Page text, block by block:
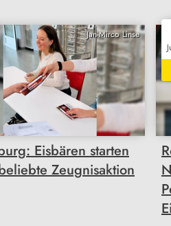
Jan-Mirco Linse
Eisbären starten
Zeugnisaktion